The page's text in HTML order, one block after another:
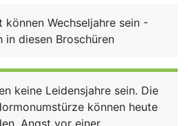
können Wechseljahre sein -
in diesen Broschüren
keine Leidensjahre sein. Die
können heute
Angst vor einer